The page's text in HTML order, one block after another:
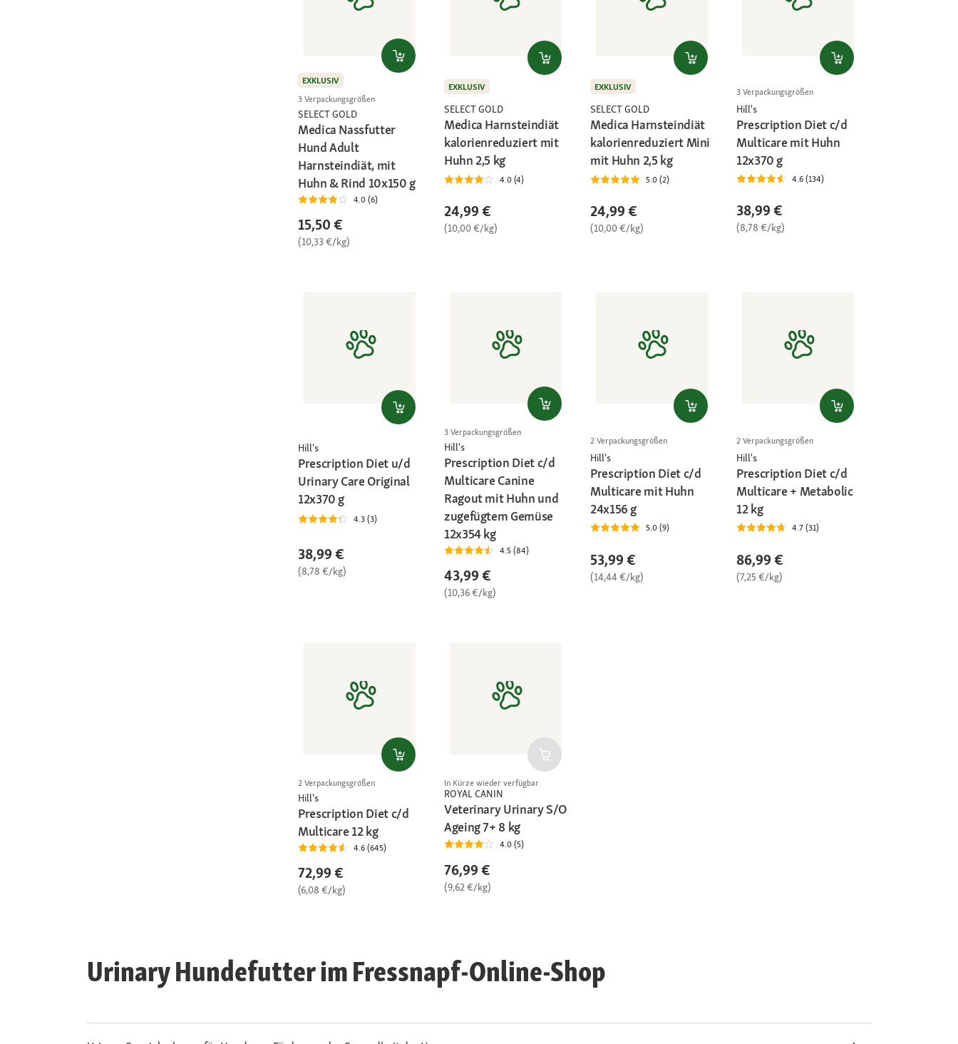
EXKLUSIV
3 Verpackungsgrößen
SELECT GOLD
Medica Nassfutter
Hund Adult
Harnsteindiät, mit
Huhn & Rind 10x150 g
4.0 (6)
15,50 €
(10,33 €/kg)
EXKLUSIV
SELECT GOLD
Medica Harnsteindiät
kalorienreduziert mit
Huhn 2,5 kg
4.0 (4)
24,99 €
(10,00 €/kg)
EXKLUSIV
SELECT GOLD
Medica Harnsteindiät
kalorienreduziert Mini
mit Huhn 2,5 kg
5.0 (2)
24,99 €
(10,00 €/kg)
3 Verpackungsgrößen
Hill's
Prescription Diet c/d
Multicare mit Huhn
12x370 g
4.6 (134)
38,99 €
(8,78 €/kg)
Hill's
Prescription Diet u/d
Urinary Care Original
12x370 g
4.3 (3)
38,99 €
(8,78 €/kg)
3 Verpackungsgrößen
Hill's
Prescription Diet c/d
Multicare Canine
Ragout mit Huhn und
zugefügtem Gemüse
12x354 kg
4.5 (84)
43,99 €
(10,36 €/kg)
2 Verpackungsgrößen
Hill's
Prescription Diet c/d
Multicare mit Huhn
24x156 g
5.0 (9)
53,99 €
(14,44 €/kg)
2 Verpackungsgrößen
Hill's
Prescription Diet c/d
Multicare + Metabolic
12 kg
4.7 (31)
86,99 €
(7,25 €/kg)
2 Verpackungsgrößen
Hill's
Prescription Diet c/d
Multicare 12 kg
4.6 (645)
72,99 €
(6,08 €/kg)
In Kürze wieder verfügbar
ROYAL CANIN
Veterinary Urinary S/O
Ageing 7+ 8 kg
4.0 (5)
76,99 €
(9,62 €/kg)
Urinary Hundefutter im Fressnapf-Online-Shop